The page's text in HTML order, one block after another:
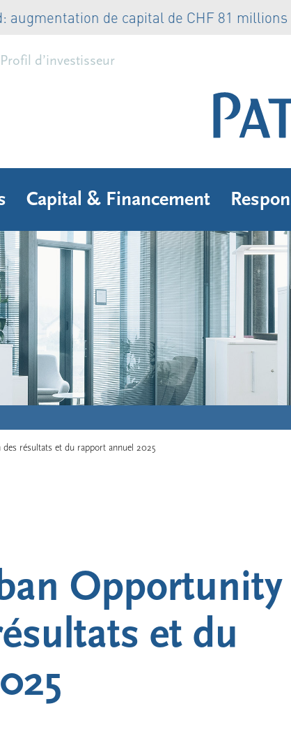
de capital de CHF 81 millions
Profil d’investisseur
Capital & Financement
résultats et du rapport annuel 2025
Opportunity
et du